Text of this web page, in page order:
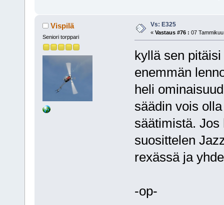
Vispilä
Seniori torppari
Vs: E325
« Vastaus #76 : 07
kyllä sen
enemmän
heli
säädin vois
säätimistä. Jos
suosittelen
rexässä ja
-op-